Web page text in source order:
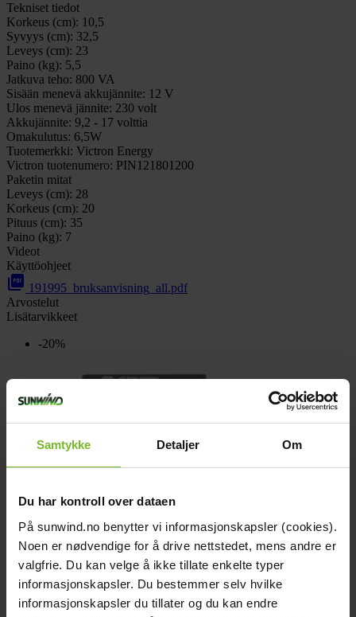
Samtykke Detaljer Om
Du har kontroll over dataen
På sunwind.no benytter vi informasjonskapsler (cookies).
Noen er nødvendige for å drive nettstedet, mens andre er
valgfrie. Du kan velge å ikke tillate enkelte typer
informasjonskapsler. Du bestemmer selv hvilke
informasjonskapsler du tillater og du kan endre
Tekniset tiedot
Korkeus (cm): 10,5
Syvyys (cm): 32,5
Leveys (cm): 23
Paino (kg): 5,5
Jatkuva teho: 800 VA
Sisään menevä akkujännite: 12 V
Ulos menevä jännite: 230 volt
Akkujännite: 9,2 - 17 volttia
Omakulutus: 6,5W
Tuotemerkki: Victron Energy
Victron tuotenumero: PIN121801200
Paketin mitat
Leveys (cm): 28
Korkeus (cm): 20
Pituus (cm): 35
Paino (kg): 7
Videot
Käyttöohjeet
picture_as_pdf 191995_bruksanvisning_all.pdf
Arvostelut
Lisätarvikkeet
-20%
Kytkin Victron Phoenix Control VE.Direct
22,-
30 päivän alin hinta:
28,-